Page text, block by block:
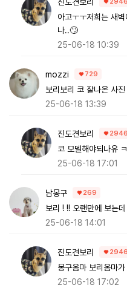
아고ㅜㅜ저희는 새
나..🙄
25-06-18 10:39
mozzi 729
보리보리 코 잘나온 사
25-06-18 13:39
진도견보리 2946
코 모델해야되나유
25-06-18 17:01
남몽구 269
보리 ! !! 오랜만에 보는
25-06-18 14:01
진도견보리 2946
몽구옴마 보리옴마
25-06-18 17:02